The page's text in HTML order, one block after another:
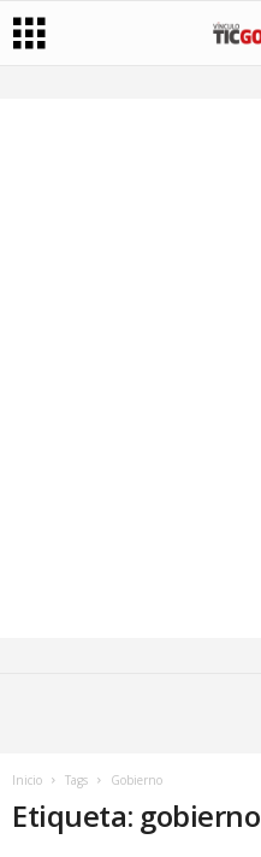
Inicio Tags Gobierno
Etiqueta: gobierno